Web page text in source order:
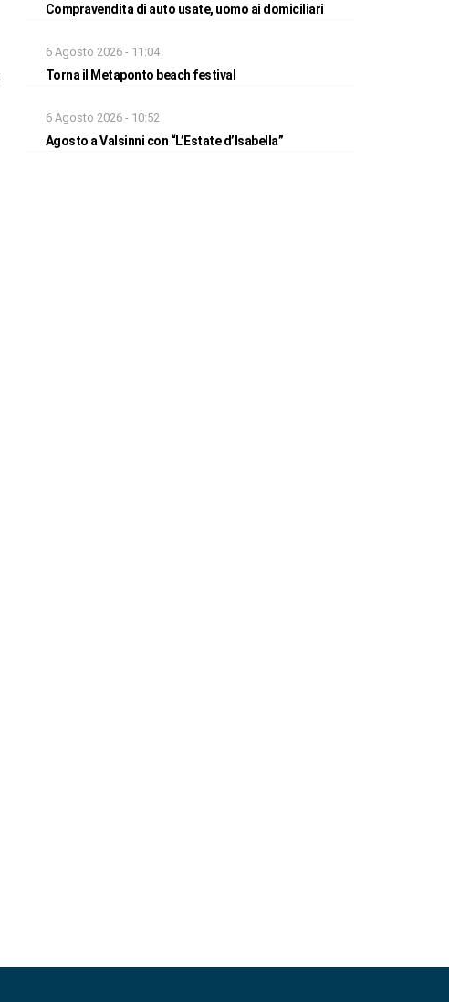
Compravendita di auto usate, uomo ai domiciliari
6 Agosto 2026 - 11:04
Torna il Metaponto beach festival
6 Agosto 2026 - 10:52
Agosto a Valsinni con “L’Estate d’Isabella”